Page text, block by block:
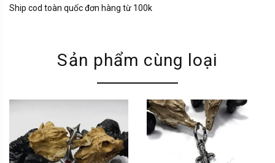
Ship cod toàn quốc đơn hàng từ 100k
Sản phẩm cùng loại